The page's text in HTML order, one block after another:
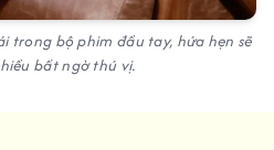
trong bộ phim đầu tay, hứa hẹn sẽ
bất ngờ thú vị.